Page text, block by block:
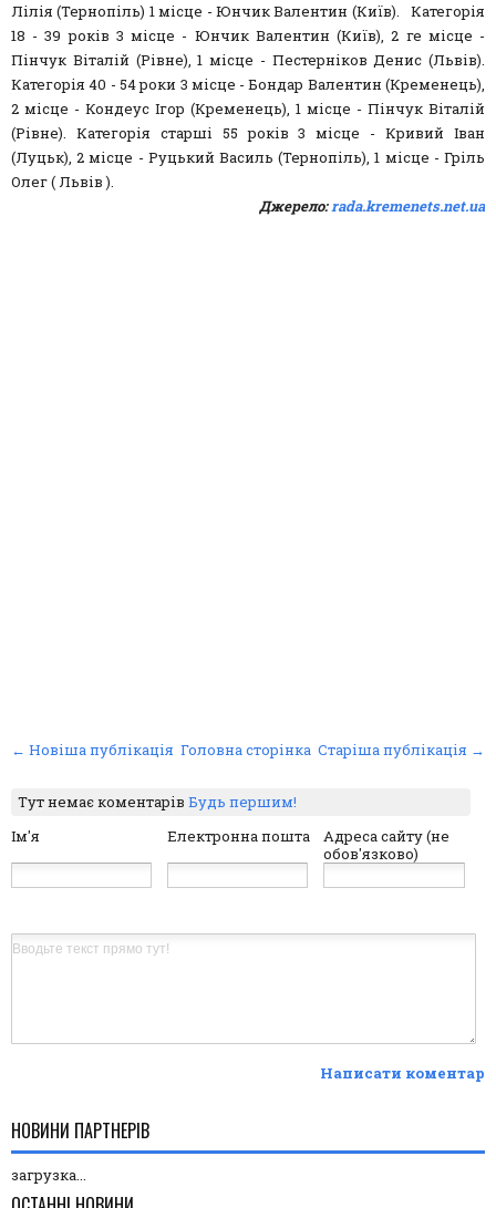
Лілія (Тернопіль) 1 місце - Юнчик Валентин (Київ). Категорія
18 - 39 років 3 місце - Юнчик Валентин (Київ), 2 ге місце -
Пінчук Віталій (Рівне), 1 місце - Пестерніков Денис (Львів).
Категорія 40 - 54 роки 3 місце - Бондар Валентин (Кременець),
2 місце - Кондеус Ігор (Кременець), 1 місце - Пінчук Віталій
(Рівне). Категорія старші 55 років 3 місце - Кривий Іван
(Луцьк), 2 місце - Руцький Василь (Тернопіль), 1 місце - Гріль
Олег ( Львів ).
Джерело:rada.kremenets.net.ua
← Новіша публікація Старіша публікація →
Головна сторінка
Тут немає коментарівБудь першим!
Ім'я
Електронна пошта
Адреса сайту (не
обов'язково)
Написати коментар
НОВИНИ ПАРТНЕРІВ
загрузка...